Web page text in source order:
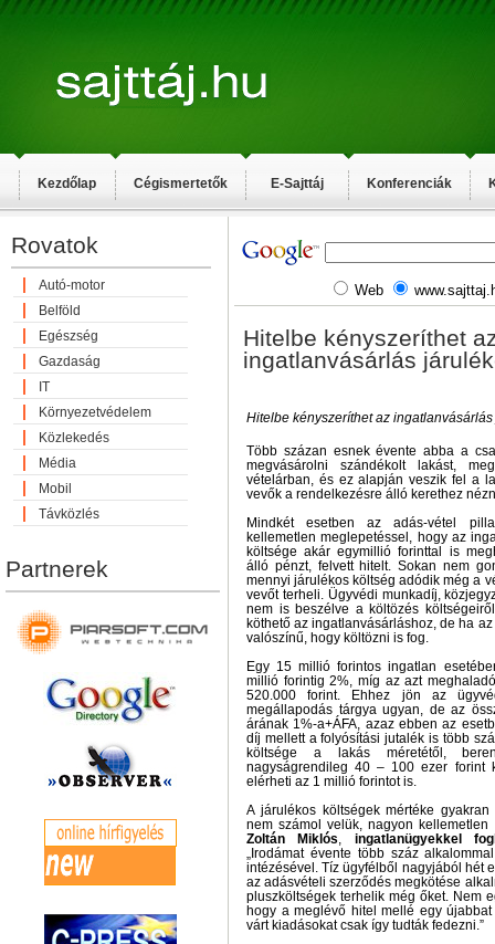
Kezdőlap Cégismertetők E-Sajttáj Konferenciák
Rovatok
Autó-motor
Belföld
Egészség
Gazdaság
IT
Környezetvédelem
Közlekedés
Média
Mobil
Távközlés
Partnerek
Web
Hitelbe kényszeríthet
ingatlanvásárlás
Hitelbe kényszeríthet az
Több százan esnek évente abba a
megvásárolni szándékolt lakást,
vételárban, és ez alapján veszik fel a
vevők a rendelkezésre álló kerethez
Mindkét esetben az adás-vétel
kellemetlen meglepetéssel, hogy az
költsége akár egymillió forinttal is
álló pénzt, felvett hitelt. Sokan nem
mennyi járulékos költség adódik még a
vevőt terheli. Ügyvédi munkadíj,
nem is beszélve a költözés
köthető az ingatlanvásárláshoz, de ha
valószínű, hogy költözni is fog.
Egy 15 millió forintos ingatlan
millió forintig 2%, míg az azt
520.000 forint. Ehhez jön az
megállapodás tárgya ugyan, de az
árának 1%-a+ÁFA, azaz ebben az
díj mellett a folyósítási jutalék is több
költsége a lakás méretétől,
nagyságrendileg 40 – 100 ezer forint
elérheti az 1 millió forintot is.
A járulékos költségek mértéke
nem számol velük, nagyon
Zoltán Miklós, ingatlanügyekkel
„Irodámat évente több száz
intézésével. Tíz ügyfélből nagyjából hét
az adásvételi szerződés megkötése
pluszköltségek terhelik még őket. Nem
hogy a meglévő hitel mellé egy
várt kiadásokat csak így tudták fedezni.”